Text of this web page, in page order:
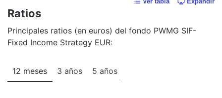
Ratios
Principales ratios (en euros) del fondo PWMG SIF-
Fixed Income Strategy EUR:
12 meses 3 años 5 años